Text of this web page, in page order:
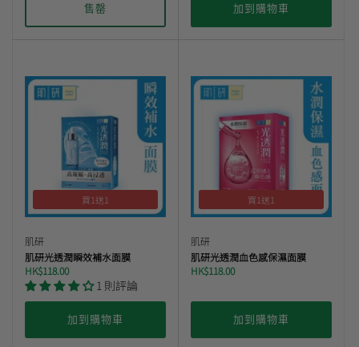
售罄 加到購物車
買1送1
肌研
肌研光透潤瞬效補水面膜
HK$118.00
1 則評論
加到購物車
買1送1
肌研
肌研光透潤血色感保濕面膜
HK$118.00
加到購物車